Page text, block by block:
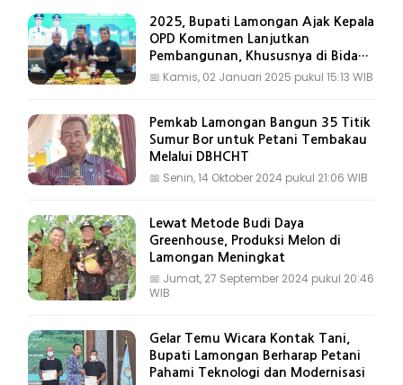
2025, Bupati Lamongan Ajak Kepala
OPD Komitmen Lanjutkan
Pembangunan, Khususnya di Bidang
Pertanian
📅 Kamis, 02 Januari 2025 pukul 15:13 WIB
Pemkab Lamongan Bangun 35 Titik
Sumur Bor untuk Petani Tembakau
Melalui DBHCHT
📅 Senin, 14 Oktober 2024 pukul 21:06 WIB
Lewat Metode Budi Daya
Greenhouse, Produksi Melon di
Lamongan Meningkat
📅 Jumat, 27 September 2024 pukul 20:46
WIB
Gelar Temu Wicara Kontak Tani,
Bupati Lamongan Berharap Petani
Pahami Teknologi dan Modernisasi